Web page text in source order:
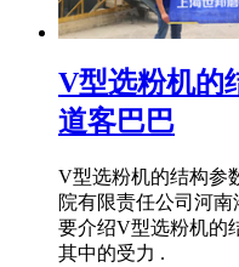
V型选粉机的
道客巴巴
V型选粉机的结构参
院有限责任公司河
要介绍V型选粉机的
其中的受力 .